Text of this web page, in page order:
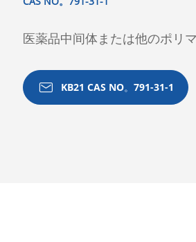
医薬品中间体または他のポリ
 KB21 CAS NO。791-31-1